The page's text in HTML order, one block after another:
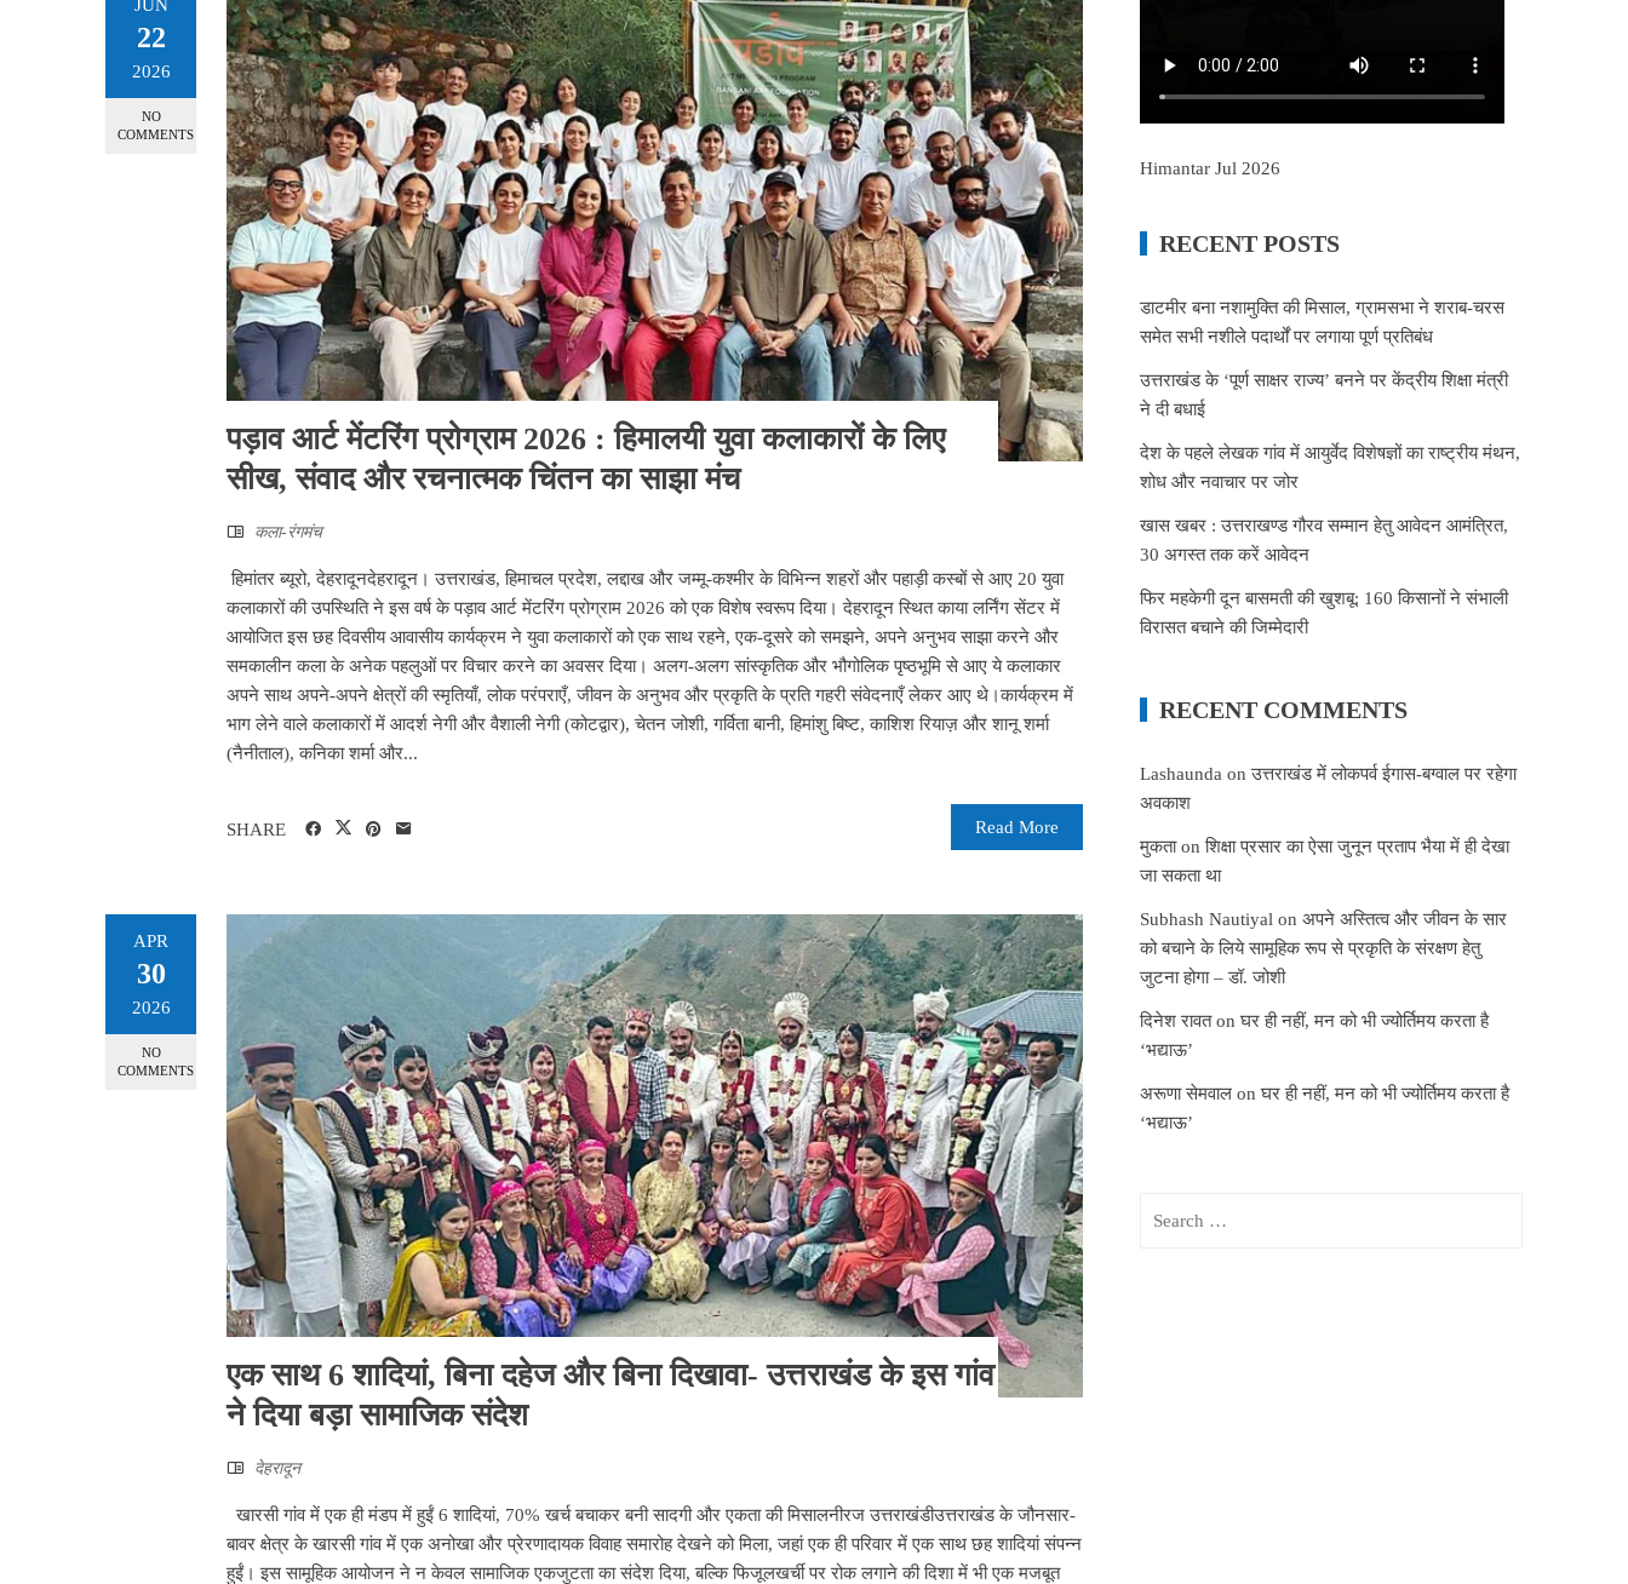
JUN
22
2026
NO
COMMENTS
पड़ाव आर्ट मेंटरिंग प्रोग्राम 2026 : हिमालयी युवा कलाकारों के लिए
सीख, संवाद और रचनात्मक चिंतन का साझा मंच
कला-रंगमंच
हिमांतर ब्यूरो, देहरादूनदेहरादून। उत्तराखंड, हिमाचल प्रदेश, लद्दाख और जम्मू-कश्मीर के विभिन्न शहरों और पहाड़ी कस्बों से आए 20 युवा
कलाकारों की उपस्थिति ने इस वर्ष के पड़ाव आर्ट मेंटरिंग प्रोग्राम 2026 को एक विशेष स्वरूप दिया। देहरादून स्थित काया लर्निंग सेंटर में
आयोजित इस छह दिवसीय आवासीय कार्यक्रम ने युवा कलाकारों को एक साथ रहने, एक-दूसरे को समझने, अपने अनुभव साझा करने और
समकालीन कला के अनेक पहलुओं पर विचार करने का अवसर दिया। अलग-अलग सांस्कृतिक और भौगोलिक पृष्ठभूमि से आए ये कलाकार
अपने साथ अपने-अपने क्षेत्रों की स्मृतियाँ, लोक परंपराएँ, जीवन के अनुभव और प्रकृति के प्रति गहरी संवेदनाएँ लेकर आए थे।कार्यक्रम में
भाग लेने वाले कलाकारों में आदर्श नेगी और वैशाली नेगी (कोटद्वार), चेतन जोशी, गर्विता बानी, हिमांशु बिष्ट, काशिश रियाज़ और शानू शर्मा
(नैनीताल), कनिका शर्मा और...
Read More
SHARE
APR
30
2026
NO
COMMENTS
एक साथ 6 शादियां, बिना दहेज और बिना दिखावा- उत्तराखंड के इस गांव
ने दिया बड़ा सामाजिक संदेश
देहरादून
खारसी गांव में एक ही मंडप में हुईं 6 शादियां, 70% खर्च बचाकर बनी सादगी और एकता की मिसालनीरज उत्तराखंडीउत्तराखंड के जौनसार-
बावर क्षेत्र के खारसी गांव में एक अनोखा और प्रेरणादायक विवाह समारोह देखने को मिला, जहां एक ही परिवार में एक साथ छह शादियां संपन्न
हुईं। इस सामूहिक आयोजन ने न केवल सामाजिक एकजुटता का संदेश दिया, बल्कि फिजूलखर्ची पर रोक लगाने की दिशा में भी एक मजबूत
Himantar Jul 2026
RECENT POSTS
डाटमीर बना नशामुक्ति की मिसाल, ग्रामसभा ने शराब-चरस
समेत सभी नशीले पदार्थों पर लगाया पूर्ण प्रतिबंध
उत्तराखंड के ‘पूर्ण साक्षर राज्य’ बनने पर केंद्रीय शिक्षा मंत्री
ने दी बधाई
देश के पहले लेखक गांव में आयुर्वेद विशेषज्ञों का राष्ट्रीय मंथन,
शोध और नवाचार पर जोर
खास खबर : उत्तराखण्ड गौरव सम्मान हेतु आवेदन आमंत्रित,
30 अगस्त तक करें आवेदन
फिर महकेगी दून बासमती की खुशबू: 160 किसानों ने संभाली
विरासत बचाने की जिम्मेदारी
RECENT COMMENTS
Lashaunda onउत्तराखंड में लोकपर्व ईगास-बग्वाल पर रहेगा
अवकाश
मुकताonशिक्षा प्रसार का ऐसा जुनून प्रताप भैया में ही देखा
जा सकता था
Subhash Nautiyal onअपने अस्तित्व और जीवन के सार
को बचाने के लिये सामूहिक रूप से प्रकृति के संरक्षण हेतु
जुटना होगा – डॉ. जोशी
दिनेश रावतonघर ही नहीं, मन को भी ज्योर्तिमय करता है
‘भद्याऊ’
अरूणा सेमवाल onघर ही नहीं, मन को भी ज्योर्तिमय करता है
‘भद्याऊ’